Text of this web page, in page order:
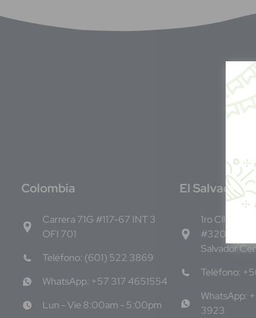
Colombia
Carrera 71G #117-67 INT 3
OFI 701
Teléfono: (601) 522 3869
WhatsApp: +57 317 4651554
Lun - Vie 8:00am - 5:00pm
El Salvador
1ro Cll Pte, y
#3206,
Salvador
Teléfono:
WhatsApp:
3923